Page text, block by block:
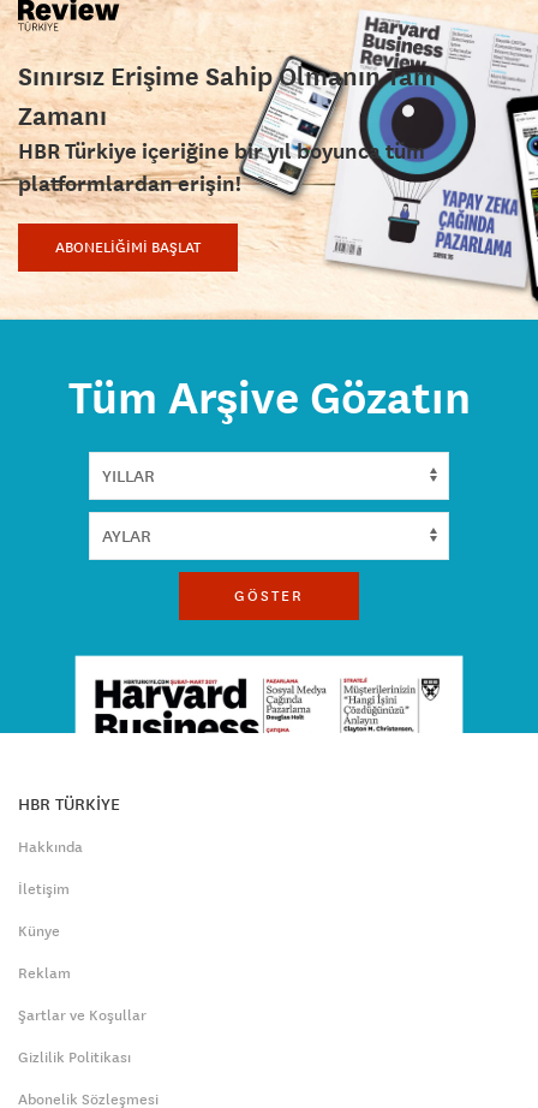
Sınırsız Erişime Sahip Olmanın Tam
Zamanı
HBR Türkiye içeriğine bir yıl boyunca tüm
platformlardan erişin!
ABONELİĞİMİ BAŞLAT
Tüm Arşive Gözatın
GÖSTER
HBR TÜRKİYE
Hakkında
İletişim
Künye
Reklam
Şartlar ve Koşullar
Gizlilik Politikası
Abonelik Sözleşmesi